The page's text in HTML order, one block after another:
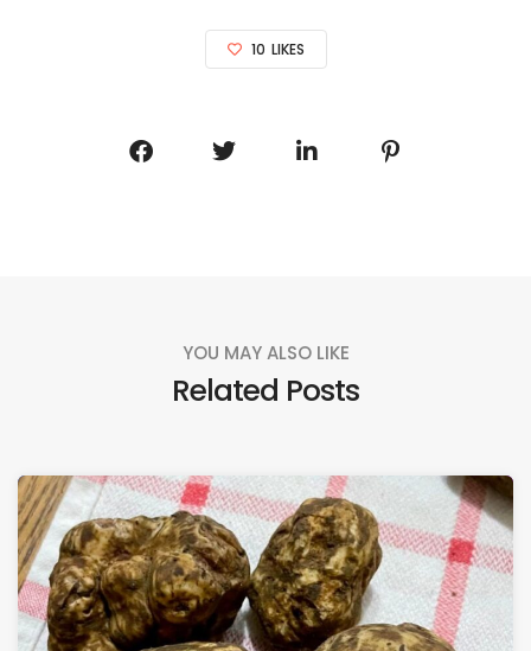
10 LIKES
YOU MAY ALSO LIKE
Related Posts